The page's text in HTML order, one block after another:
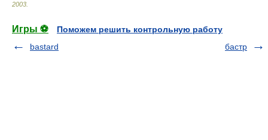
2003
Игры ⚽
Поможем решить контрольную работу
bastard
бастр